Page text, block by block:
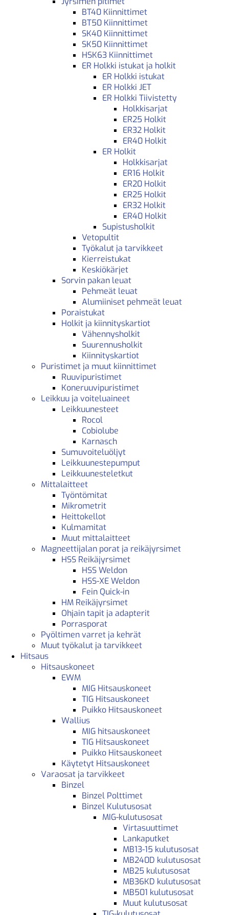
BT40 Kiinnittimet
BT50 Kiinnittimet
SK40 Kiinnittimet
SK50 Kiinnittimet
HSK63 Kiinnittimet
ER Holkki istukat ja holkit
ER Holkki istukat
ER Holkki JET
ER Holkki Tiivistetty
Holkkisarjat
ER25 Holkit
ER32 Holkit
ER40 Holkit
ER Holkit
Holkkisarjat
ER16 Holkit
ER20 Holkit
ER25 Holkit
ER32 Holkit
ER40 Holkit
Supistusholkit
Vetopultit
Työkalut ja tarvikkeet
Kierreistukat
Keskiökärjet
Sorvin pakan leuat
Pehmeät leuat
Alumiiniset pehmeät leuat
Poraistukat
Holkit ja kiinnityskartiot
Vähennysholkit
Suurennusholkit
Kiinnityskartiot
Puristimet ja muut kiinnittimet
Ruuvipuristimet
Koneruuvipuristimet
Leikkuu ja voiteluaineet
Leikkuunesteet
Rocol
Cobiolube
Karnasch
Sumuvoiteluöljyt
Leikkuunestepumput
Leikkuunesteletkut
Mittalaitteet
Työntömitat
Mikrometrit
Heittokellot
Kulmamitat
Muut mittalaitteet
Magneettijalan porat ja reikäjyrsimet
HSS Reikäjyrsimet
HSS Weldon
HSS-XE Weldon
Fein Quick-in
HM Reikäjyrsimet
Ohjain tapit ja adapterit
Porrasporat
Pyöltimen varret ja kehrät
Muut työkalut ja tarvikkeet
Hitsaus
Hitsauskoneet
EWM
MIG Hitsauskoneet
TIG Hitsauskoneet
Puikko Hitsauskoneet
Wallius
MIG hitsauskoneet
TIG Hitsauskoneet
Puikko Hitsauskoneet
Käytetyt Hitsauskoneet
Varaosat ja tarvikkeet
Binzel
Binzel Polttimet
Binzel Kulutusosat
MIG-kulutusosat
Virtasuuttimet
Lankaputket
MB13-15 kulutusosat
MB240D kulutusosat
MB25 kulutusosat
MB36KD kulutusosat
MB501 kulutusosat
Muut kulutusosat